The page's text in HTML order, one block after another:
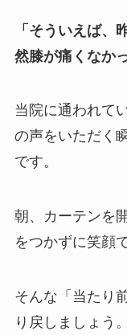
「そういえば、
然膝が痛くなか
当院に通われて
の声をいただく
です。
朝、カーテンを
をつかずに笑顔
そんな「当たり
り戻しましょう。